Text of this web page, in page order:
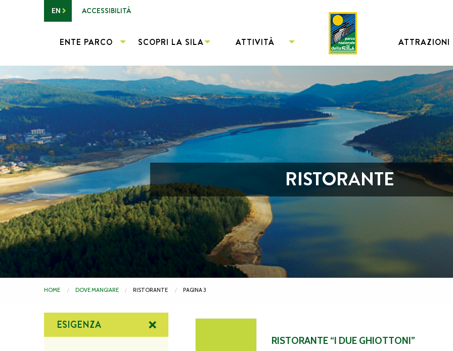
Vai al contenuto principale
EN ACCESSIBILITÀ
ENTE PARCO SCOPRI LA SILA ATTIVITÀ ATTRAZIONI
RISTORANTE
HOME DOVE MANGIARE RISTORANTE PAGINA 3
ESIGENZA
RISTORANTE “I DUE GHIOTTONI”